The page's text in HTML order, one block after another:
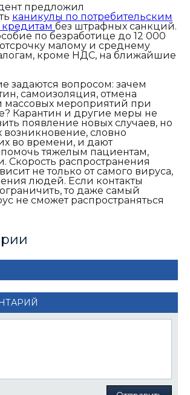
предложил
каникулы по потребительским
без штрафных санкций.
по безработице до 12 000
малому и среднему
кроме НДС, на ближайшие
задаются вопросом: зачем
самоизоляция, отмена
массовых мероприятий при
Карантин и другие меры не
появление новых случаев, но
возникновение, словно
во времени, и дают
тяжелым пациентам,
Скорость распространения
не только от самого вируса,
людей. Если контакты
то даже самый
не сможет распространяться